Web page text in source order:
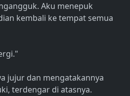
Aku menepuk
kembali ke tempat semua
jujur dan mengatakannya
terdengar di atasnya.